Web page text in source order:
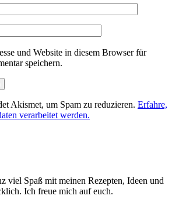
und Website in diesem Browser für
speichern.
Akismet, um Spam zu reduzieren. Erfahre,
verarbeitet werden.
viel Spaß mit meinen Rezepten, Ideen und
Ich freue mich auf euch.